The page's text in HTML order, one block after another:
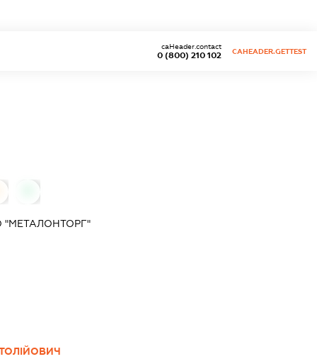
0 (800) 210 102
caHeader.contact
CAHEADER.GETTEST
"МЕТАЛОНТОРГ"